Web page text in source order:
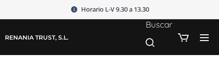
Horario L-V 9.30 a 13.30
RENANIA TRUST, S.L.
Buscar